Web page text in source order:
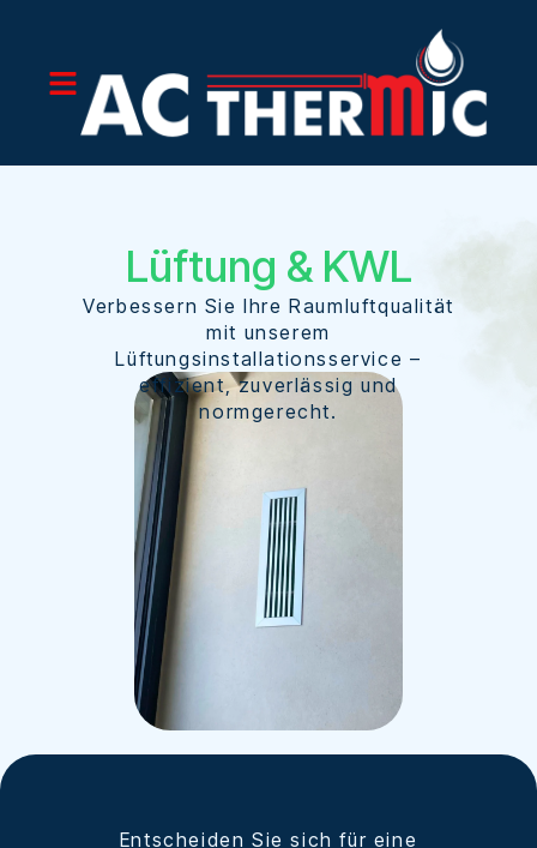
Lüftung & KWL
Verbessern Sie Ihre Raumluftqualität
mit unserem
Lüftungsinstallationsservice –
effizient, zuverlässig und
normgerecht.
Entscheiden Sie sich für eine